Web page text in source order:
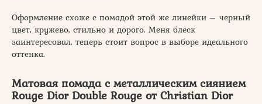
Оформление схоже с помадой этой же линейки – черный
цвет, кружево, стильно и дорого. Меня блеск
заинтересовал, теперь стоит вопрос в выборе идеального
оттенка.
Матовая помада с металлическим сиянием
Rouge Dior Double Rouge от Christian Dior